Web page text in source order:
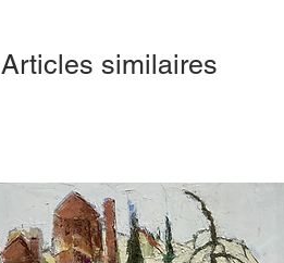
Articles similaires